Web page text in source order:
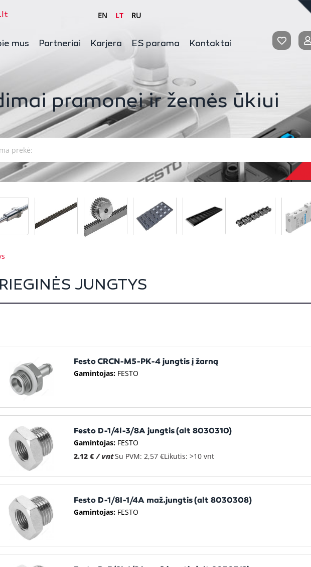
EN LT RU
mus Partneriai Karjera ES parama Kontaktai
pramonei ir žemės ūkiui
JUNGTYS
Festo CRCN-M5-PK-4 jungtis į žarną
Gamintojas: FESTO
Festo D-1/4l-3/8A jungtis (alt 8030310)
Gamintojas: FESTO
2.12 € / vnt Su PVM: 2,57 €Likutis: >10 vnt
Festo D-1/8I-1/4A maž.jungtis (alt 8030308)
Gamintojas: FESTO